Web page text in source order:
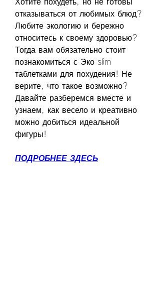
отказываться от любимых блюд?
Любите экологию и бережно
относитесь к своему здоровью?
Тогда вам обязательно стоит
познакомиться с Эко slim
таблетками для похудения! Не
верите, что такое возможно?
Давайте разберемся вместе и
узнаем, как весело и креативно
можно добиться идеальной
фигуры!
ПОДРОБНЕЕ ЗДЕСЬ